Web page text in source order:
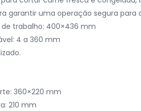
garantir uma operação segura para
trabalho: 400×436 mm
4 a 360 mm
360×220 mm
210 mm